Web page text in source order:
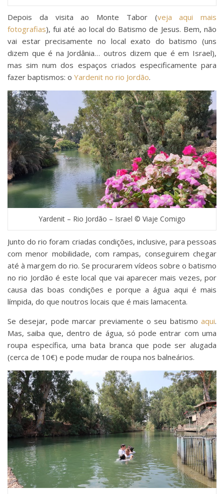
Depois da visita ao Monte Tabor (veja aqui mais
fotografias), fui até ao local do Batismo de Jesus. Bem, não
vai estar precisamente no local exato do batismo (uns
dizem que é na Jordânia… outros dizem que é em Israel),
mas sim num dos espaços criados especificamente para
fazer baptismos: o Yardenit no rio Jordão.
Yardenit – Rio Jordão – Israel © Viaje Comigo
Junto do rio foram criadas condições, inclusive, para pessoas
com menor mobilidade, com rampas, conseguirem chegar
até à margem do rio. Se procurarem vídeos sobre o batismo
no rio Jordão é este local que vai aparecer mais vezes, por
causa das boas condições e porque a água aqui é mais
límpida, do que noutros locais que é mais lamacenta.
Se desejar, pode marcar previamente o seu batismo aqui.
Mas, saiba que, dentro de água, só pode entrar com uma
roupa específica, uma bata branca que pode ser alugada
(cerca de 10€) e pode mudar de roupa nos balneários.